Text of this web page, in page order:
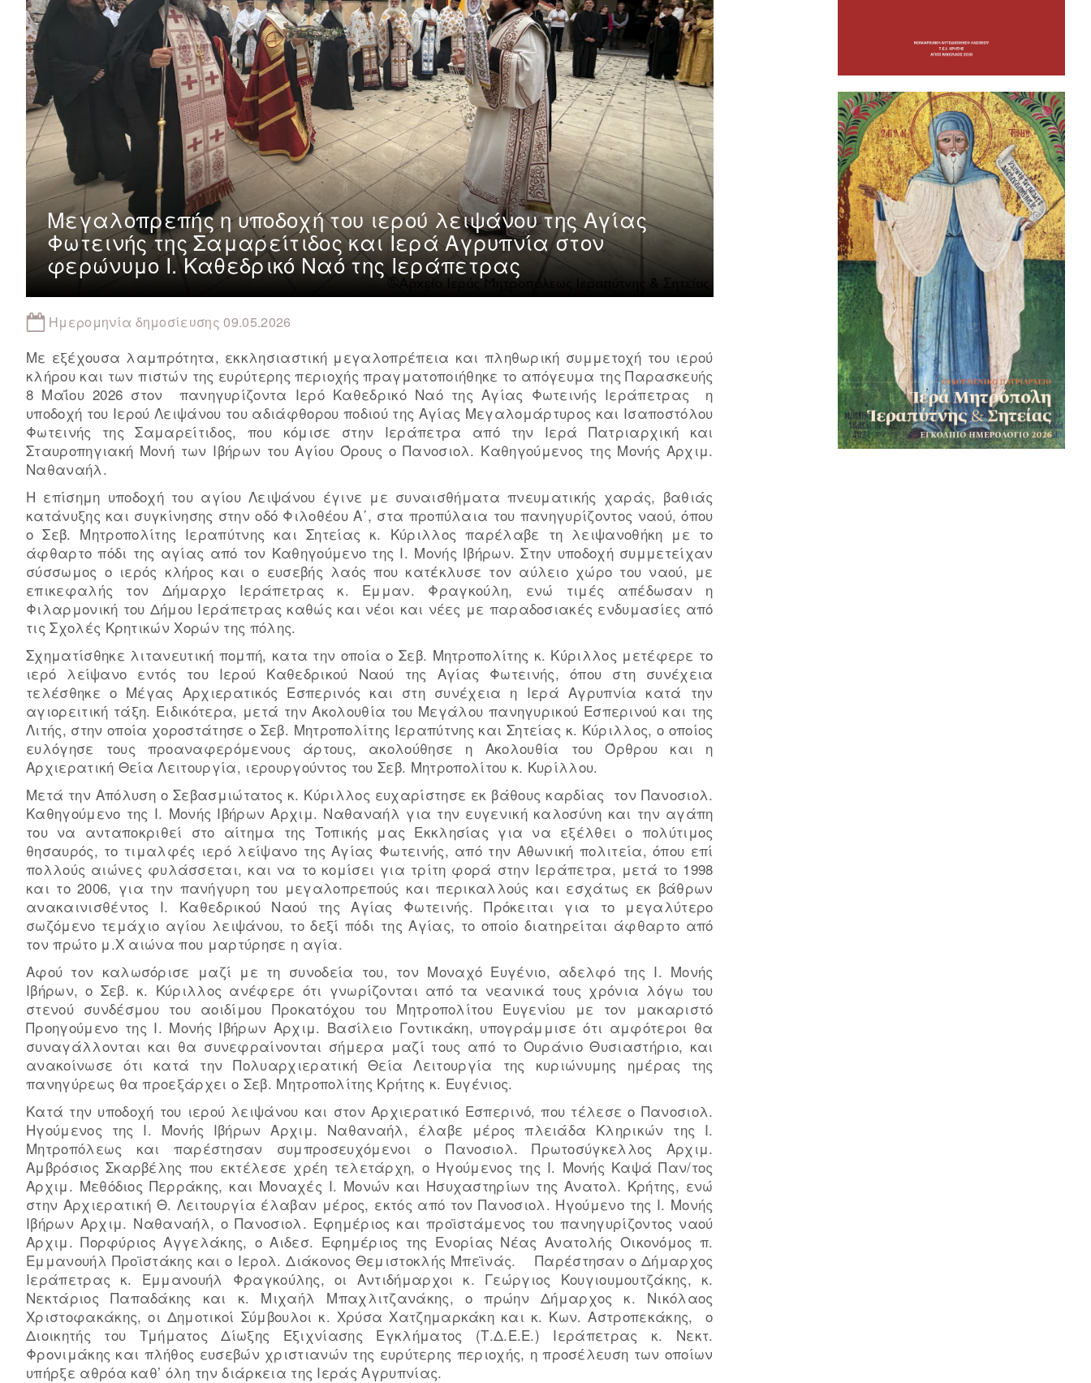
Μεγαλοπρεπής η υποδοχή του ιερού λειψάνου της Αγίας
Φωτεινής της Σαμαρείτιδος και Ιερά Αγρυπνία στον
φερώνυμο Ι. Καθεδρικό Ναό της Ιεράπετρας
Ημερομηνία δημοσίευσης 09.05.2026
Με εξέχουσα λαμπρότητα, εκκλησιαστική μεγαλοπρέπεια και πληθωρική συμμετοχή του ιερού
κλήρου και των πιστών της ευρύτερης περιοχής πραγματοποιήθηκε το απόγευμα της Παρασκευής
8 Μαΐου 2026 στον πανηγυρίζοντα Ιερό Καθεδρικό Ναό της Αγίας Φωτεινής Ιεράπετρας η
υποδοχή του Ιερού Λειψάνου του αδιάφθορου ποδιού της Αγίας Μεγαλομάρτυρος και Ισαποστόλου
Φωτεινής της Σαμαρείτιδος, που κόμισε στην Ιεράπετρα από την Ιερά Πατριαρχική και
Σταυροπηγιακή Μονή των Ιβήρων του Αγίου Όρους ο Πανοσιολ. Καθηγούμενος της Μονής Αρχιμ.
Ναθαναήλ.
Η επίσημη υποδοχή του αγίου Λειψάνου έγινε με συναισθήματα πνευματικής χαράς, βαθιάς
κατάνυξης και συγκίνησης στην οδό Φιλοθέου Α΄, στα προπύλαια του πανηγυρίζοντος ναού, όπου
ο Σεβ. Μητροπολίτης Ιεραπύτνης και Σητείας κ. Κύριλλος παρέλαβε τη λειψανοθήκη με το
άφθαρτο πόδι της αγίας από τον Καθηγούμενο της Ι. Μονής Ιβήρων. Στην υποδοχή συμμετείχαν
σύσσωμος ο ιερός κλήρος και ο ευσεβής λαός που κατέκλυσε τον αύλειο χώρο του ναού, με
επικεφαλής τον Δήμαρχο Ιεράπετρας κ. Εμμαν. Φραγκούλη, ενώ τιμές απέδωσαν η
Φιλαρμονική του Δήμου Ιεράπετρας καθώς και νέοι και νέες με παραδοσιακές ενδυμασίες από
τις Σχολές Κρητικών Χορών της πόλης.
Σχηματίσθηκε λιτανευτική πομπή, κατα την οποία ο Σεβ. Μητροπολίτης κ. Κύριλλος μετέφερε το
ιερό λείψανο εντός του Ιερού Καθεδρικού Ναού της Αγίας Φωτεινής, όπου στη συνέχεια
τελέσθηκε ο Μέγας Αρχιερατικός Εσπερινός και στη συνέχεια η Ιερά Αγρυπνία κατά την
αγιορειτική τάξη. Ειδικότερα, μετά την Ακολουθία του Μεγάλου πανηγυρικού Εσπερινού και της
Λιτής, στην οποία χοροστάτησε ο Σεβ. Μητροπολίτης Ιεραπύτνης και Σητείας κ. Κύριλλος, ο οποίος
ευλόγησε τους προαναφερόμενους άρτους, ακολούθησε η Ακολουθία του Όρθρου και η
Αρχιερατική Θεία Λειτουργία, ιερουργούντος του Σεβ. Μητροπολίτου κ. Kυρίλλου.
Μετά την Απόλυση ο Σεβασμιώτατος κ. Κύριλλος ευχαρίστησε εκ βάθους καρδίας τον Πανοσιολ.
Καθηγούμενο της Ι. Μονής Ιβήρων Αρχιμ. Ναθαναήλ για την ευγενική καλοσύνη και την αγάπη
του να ανταποκριθεί στο αίτημα της Τοπικής μας Εκκλησίας για να εξέλθει ο πολύτιμος
θησαυρός, το τιμαλφές ιερό λείψανο της Αγίας Φωτεινής, από την Αθωνική πολιτεία, όπου επί
πολλούς αιώνες φυλάσσεται, και να το κομίσει για τρίτη φορά στην Ιεράπετρα, μετά το 1998
και το 2006, για την πανήγυρη του μεγαλοπρεπούς και περικαλλούς και εσχάτως εκ βάθρων
ανακαινισθέντος Ι. Καθεδρικού Ναού της Αγίας Φωτεινής. Πρόκειται για το μεγαλύτερο
σωζόμενο τεμάχιο αγίου λειψάνου, το δεξί πόδι της Αγίας, το οποίο διατηρείται άφθαρτο από
τον πρώτο μ.Χ αιώνα που μαρτύρησε η αγία.
Αφού τον καλωσόρισε μαζί με τη συνοδεία του, τον Μοναχό Ευγένιο, αδελφό της Ι. Μονής
Ιβήρων, ο Σεβ. κ. Κύριλλος ανέφερε ότι γνωρίζονται από τα νεανικά τους χρόνια λόγω του
στενού συνδέσμου του αοιδίμου Προκατόχου του Μητροπολίτου Ευγενίου με τον μακαριστό
Προηγούμενο της Ι. Μονής Ιβήρων Αρχιμ. Βασίλειο Γοντικάκη, υπογράμμισε ότι αμφότεροι θα
συναγάλλονται και θα συνεφραίνονται σήμερα μαζί τους από το Ουράνιο Θυσιαστήριο, και
ανακοίνωσε ότι κατά την Πολυαρχιερατική Θεία Λειτουργία της κυριώνυμης ημέρας της
πανηγύρεως θα προεξάρχει ο Σεβ. Μητροπολίτης Κρήτης κ. Ευγένιος.
Κατά την υποδοχή του ιερού λειψάνου και στον Αρχιερατικό Εσπερινό, που τέλεσε ο Πανοσιολ.
Ηγούμενος της Ι. Μονής Ιβήρων Αρχιμ. Ναθαναήλ, έλαβε μέρος πλειάδα Κληρικών της Ι.
Μητροπόλεως και παρέστησαν συμπροσευχόμενοι ο Πανοσιολ. Πρωτοσύγκελλος Αρχιμ.
Αμβρόσιος Σκαρβέλης που εκτέλεσε χρέη τελετάρχη, ο Ηγούμενος της Ι. Μονής Καψά Παν/τος
Αρχιμ. Μεθόδιος Περράκης, και Μοναχές Ι. Μονών και Ησυχαστηρίων της Ανατολ. Κρήτης, ενώ
στην Αρχιερατική Θ. Λειτουργία έλαβαν μέρος, εκτός από τον Πανοσιολ. Ηγούμενο της Ι. Μονής
Ιβήρων Αρχιμ. Ναθαναήλ, ο Πανοσιολ. Εφημέριος και προϊστάμενος του πανηγυρίζοντος ναού
Αρχιμ. Πορφύριος Αγγελάκης, ο Αιδεσ. Εφημέριος της Ενορίας Νέας Ανατολής Οικονόμος π.
Εμμανουήλ Προϊστάκης και ο Ιερολ. Διάκονος Θεμιστοκλής Μπεϊνάς. Παρέστησαν ο Δήμαρχος
Ιεράπετρας κ. Εμμανουήλ Φραγκούλης, οι Αντιδήμαρχοι κ. Γεώργιος Κουγιουμουτζάκης, κ.
Νεκτάριος Παπαδάκης και κ. Μιχαήλ Μπαχλιτζανάκης, ο πρώην Δήμαρχος κ. Νικόλαος
Χριστοφακάκης, οι Δημοτικοί Σύμβουλοι κ. Χρύσα Χατζημαρκάκη και κ. Κων. Αστροπεκάκης, ο
Διοικητής του Τμήματος Δίωξης Εξιχνίασης Εγκλήματος (Τ.Δ.Ε.Ε.) Ιεράπετρας κ. Νεκτ.
Φρονιμάκης και πλήθος ευσεβών χριστιανών της ευρύτερης περιοχής, η προσέλευση των οποίων
υπήρξε αθρόα καθ’ όλη την διάρκεια της Ιεράς Αγρυπνίας.